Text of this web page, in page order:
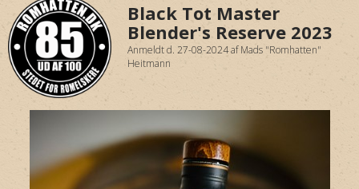
Black Tot Master
Blender's Reserve 2023
Anmeldt d. 27-08-2024afMads "Romhatten"
Heitmann